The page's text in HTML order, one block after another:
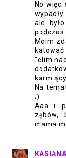
No więc
ale
podczas
Moim
Na
;)
Aaa i
zębów,
mama